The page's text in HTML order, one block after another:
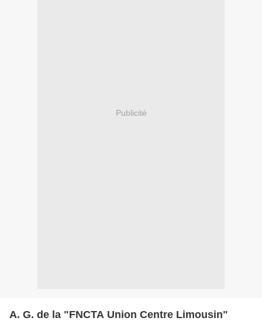
Publicité
A. G. de la "FNCTA Union Centre Limousin"